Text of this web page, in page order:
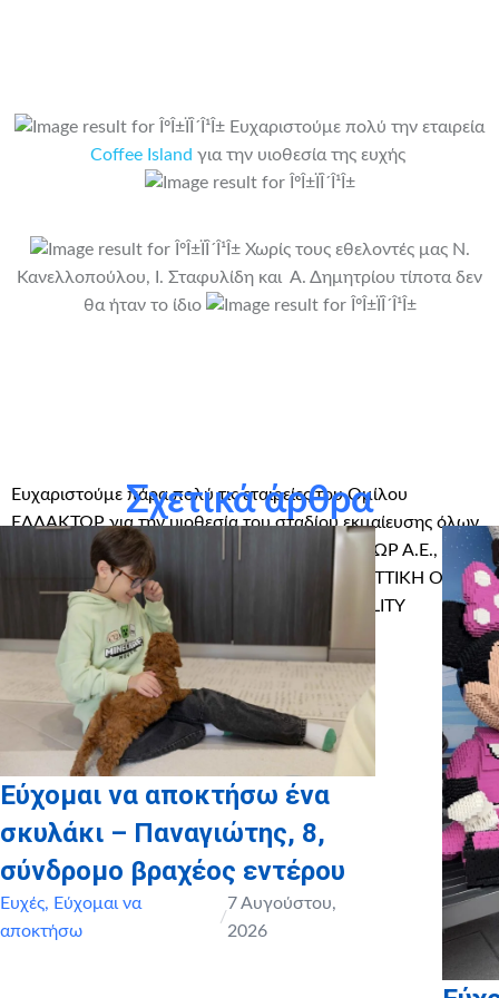
Ευχαριστούμε πολύ την εταιρεία
Coffee Island για την υιοθεσία της ευχής
Χωρίς τους εθελοντές μας Ν.
Κανελλοπούλου, Ι. Σταφυλίδη και Α. Δημητρίου τίποτα δεν
θα ήταν το ίδιο
Ευχαριστούμε πάρα πολύ τις εταιρείες του Ομίλου
ΕΛΛΑΚΤΩΡ για την υιοθεσία του σταδίου εκμαίευσης όλων
των Ευχών για το 2018 (ΑΚΤΩΡ Α.Τ.Ε., ΗΛΕΚΤΩΡ Α.Ε.,
ΕΛΛΗΝΙΚΗ ΤΕΧΝΟΔΟΜΙΚΗ ΑΝΕΜΟΣ Α.Ε., ΑΤΤΙΚΗ ΟΔΟΣ
Α.Ε., ΑΤΤΙΚΕΣ ΔΙΑΔΡΟΜΕΣ Α.Ε., ΑΚΤΩΡ FACILITY
MANAGEMENT).
Σχετικά άρθρα
Εύχομαι να αποκτήσω ένα
σκυλάκι – Παναγιώτης, 8,
σύνδρομο βραχέος εντέρου
Ευχές, Εύχομαι να
αποκτήσω
/
7 Αυγούστου,
2026